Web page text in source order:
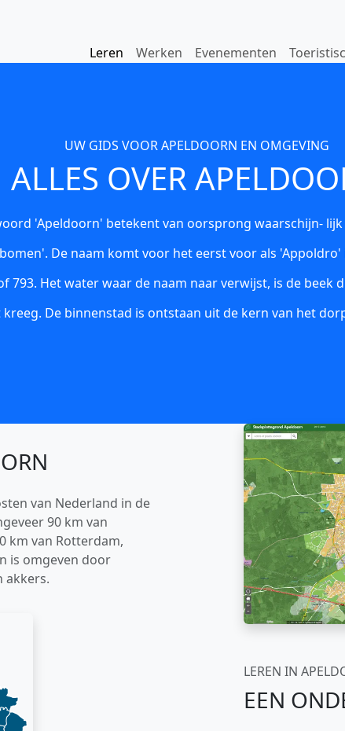
Leren Werken Evenementen
UW GIDS VOOR APELDOORN EN OMGEVING
ALLES OVER
'Apeldoorn' betekent van oorsprong waarschijn-
De naam komt voor het eerst voor als
793. Het water waar de naam naar verwijst, is de beek
De binnenstad is ontstaan uit de kern van het
van Nederland in de
90 km van
km van Rotterdam,
is omgeven door
akkers.
LEREN IN
EEN